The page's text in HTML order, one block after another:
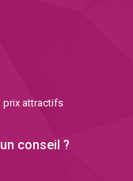
prix attractifs
conseil ?